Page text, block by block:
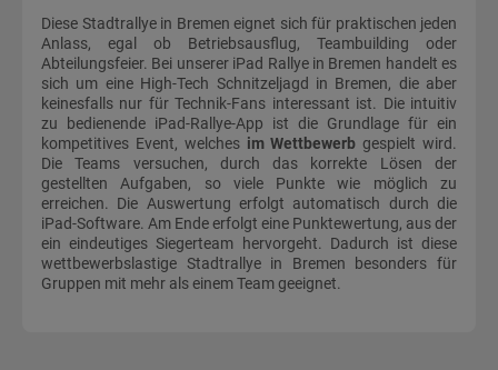
Diese Stadtrallye in Bremen eignet sich für praktischen jeden
Anlass, egal ob Betriebsausflug, Teambuilding oder
Abteilungsfeier. Bei unserer iPad Rallye in Bremen handelt es
sich um eine High-Tech Schnitzeljagd in Bremen, die aber
keinesfalls nur für Technik-Fans interessant ist. Die intuitiv
zu bedienende iPad-Rallye-App ist die Grundlage für ein
kompetitives Event, welchesim Wettbewerb gespielt wird.
Die Teams versuchen, durch das korrekte Lösen der
gestellten Aufgaben, so viele Punkte wie möglich zu
erreichen. Die Auswertung erfolgt automatisch durch die
iPad-Software. Am Ende erfolgt eine Punktewertung, aus der
ein eindeutiges Siegerteam hervorgeht. Dadurch ist diese
wettbewerbslastige Stadtrallye in Bremen besonders für
Gruppen mit mehr als einem Team geeignet.